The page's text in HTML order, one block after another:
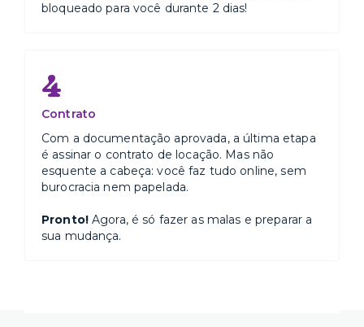
bloqueado para você durante 2 dias!
4
Contrato
Com a documentação aprovada, a última etapa
é assinar o contrato de locação. Mas não
esquente a cabeça: você faz tudo online, sem
burocracia nem papelada.
Pronto!Agora, é só fazer as malas e preparar a
sua mudança.